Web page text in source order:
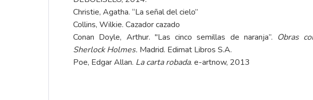
Christie, Agatha. “La señal del cielo”
Collins, Wilkie. Cazador cazado
Conan Doyle, Arthur. "Las cinco semillas de naranja”. Obras
Sherlock Holmes. Madrid. Edimat Libros S.A.
Poe, Edgar Allan. La carta robada. e-artnow, 2013